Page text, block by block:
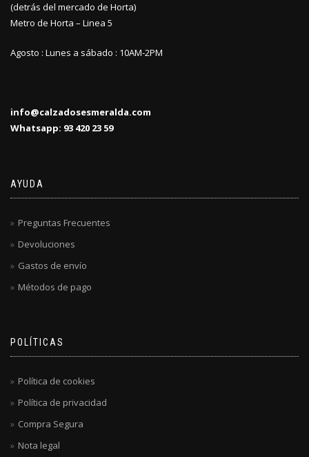
(detrás del mercado de Horta)
Metro de Horta – Linea 5
Agosto : Lunes a sábado : 10AM-2PM
info@calzadosesmeralda.com
Whatsapp: 93 420 23 59
AYUDA
Preguntas Frecuentes
Devoluciones
Gastos de envío
Métodos de pago
POLÍTICAS
Política de cookies
Política de privacidad
Compra Segura
Nota legal